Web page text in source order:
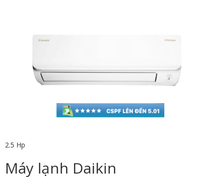
2.5 Hp
Máy lạnh Daikin